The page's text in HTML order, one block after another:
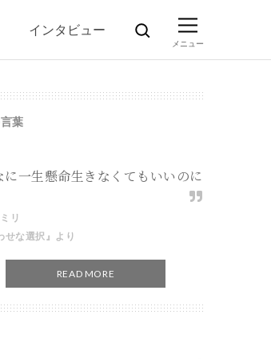
インタビュー
葉
に一生懸命生きなくてもいいのに
リ
せな選択』より
READ MORE